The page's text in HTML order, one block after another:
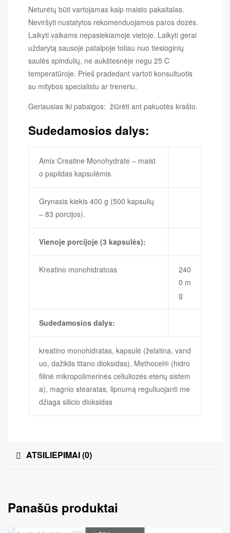
Neturėtų būti vartojamas kaip maisto pakaitalas.
Neviršyti nustatytos rekomenduojamos paros dozės.
Laikyti vaikams nepasiekiamoje vietoje. Laikyti gerai
uždarytą sausoje patalpoje toliau nuo tiesioginių
saulės spindulių, ne aukštesnėje negu 25 C
temperatūroje. Prieš pradedant vartoti konsultuotis
su mitybos specialistu ar treneriu.
Geriausias iki pabaigos: žiūrėti ant pakuotės krašto.
Sudedamosios dalys:
Amix Creatine Monohydrate – maist
o papildas kapsulėmis.
Grynasis kiekis 400 g (500 kapsulių
– 83 porcijos).
Vienoje porcijoje (3 kapsulės):
Kreatino monohidratoas
240
0 m
g
Sudedamosios dalys:
kreatino monohidratas, kapsulė (želatina, vand
uo, dažiklis titano dioksidas), Methocel® (hidro
filinė mikropolimerinės celiuliozės eterių sistem
a), magnio stearatas, lipnumą reguliuojanti me
džiaga silicio dioksidas
ATSILIEPIMAI (0)
Panašūs produktai